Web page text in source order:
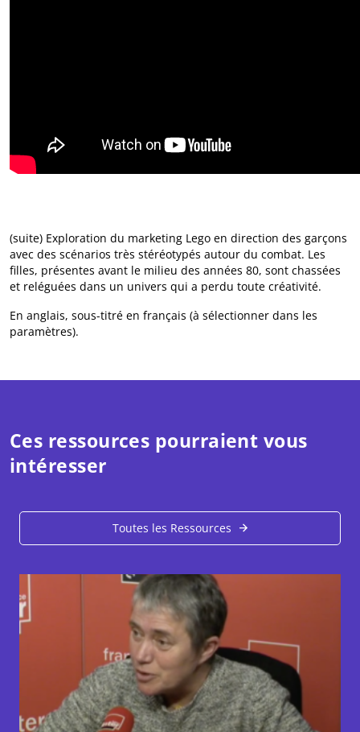
(suite) Exploration du marketing Lego en direction des garçons
avec des scénarios très stéréotypés autour du combat. Les
filles, présentes avant le milieu des années 80, sont chassées
et reléguées dans un univers qui a perdu toute créativité.
En anglais, sous-titré en français (à sélectionner dans les
paramètres).
Ces ressources pourraient vous
intéresser
Toutes les Ressources